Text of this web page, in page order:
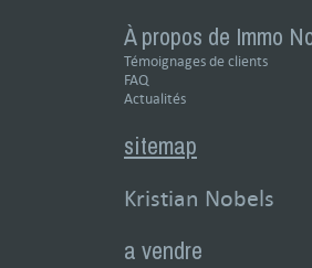
À propos de Immo
Témoignages de clients
FAQ
Actualités
sitemap
Kristian Nobels
a vendre